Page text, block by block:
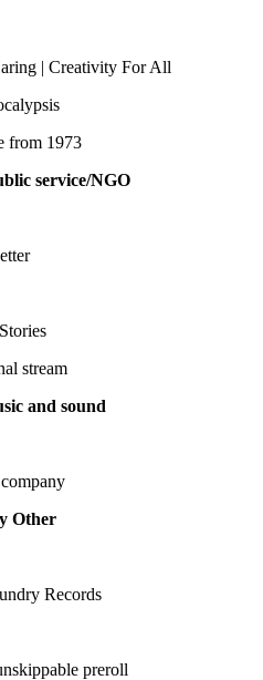
| Creativity For All
from 1973
service/NGO
stream
and sound
Other
Records
preroll